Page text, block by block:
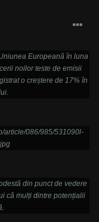
Europeană în luna
noilor teste de emisii
o creștere de 17% în
article/086/985/531090l-
din punct de vedere
că mulți dintre potențialii